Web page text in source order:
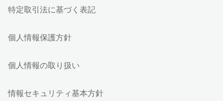
特定取引法に基づく表記
個人情報保護方針
個人情報の取り扱い
情報セキュリティ基本方針